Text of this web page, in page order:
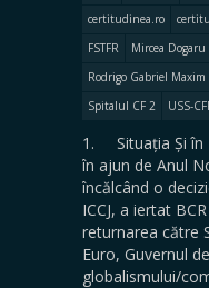
certitudinea.ro
FSTFR
Mircea Dogaru
Rodrigo Gabriel Maxim
Spitalul CF 2
USS-
1. Situația Și în
în ajun de Anul
încălcând o
ICCJ, a iertat
returnarea către
Euro, Guvernul
globalismului/